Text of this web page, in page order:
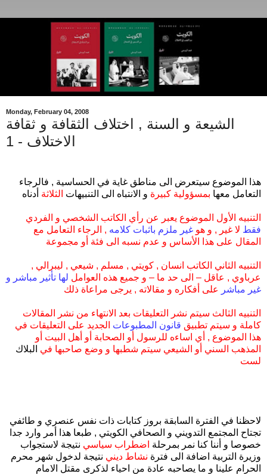
Monday, February 04, 2008
الشيعة و السنة , اختلاف الثقافة و ثقافة
الاختلاف - 1
هذا الموضوع سيتعرض الى مناطق غاية في الحساسية , فالرجاء
التعامل معها بمسؤولية كبيرة و الانتباه الى التنبيهات الثلاثة أدناه
التنبيه الأول الموضوع يعبر عن رأي الكاتب الشخصي و الفردي
فقط لا غير , و هو غير ملزم باثبات كلامه , الرجاء التعامل مع
المقال على هذا الأساس و عدم نسبه الى فئة أو مجموعة
التنبيه الثاني الكاتب انسان , كويتي , مسلم , شيعي , ليبرالي ,
عرباوي , عاقل – الى حد ما – و جميع هذه العوامل لها تأثير مباشر و
غير مباشر
على أفكاره و مقالاته , يرجى مراعاة ذلك
التنبيه الثالث سيتم نشر التعليقات بعد الانتهاء من نشر المقالات
كاملة و سيتم تطبيق قانون المطبوعات الجديد على التعليقات في
هذا الموضوع , أي اساءه للرسول أو الصحابة أو أهل البيت أو
المذهب السني أو الشيعي سيتم شطبها و وضع صاحبها في البلاك
لست
لاحظنا في الفترة السابقة بروز كتابات ذات نفس عنصري و طائفي
تجتاح المجتمع التدويني و الصحافي الكويتي , طبعا هذا أمر وارد جدا
خصوصا و أننا كنا نمر بمرحلة اضطراب سياسي نتيجة لاستجواب
وزيرة التربية اضافة الى فترة نشاط ديني نتيجة لدخول شهر محرم
الحرام علينا و ما يصاحبه عادة من احياء لذكرى مقتل الامام